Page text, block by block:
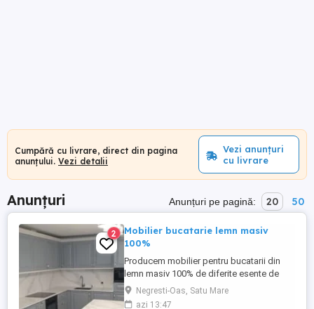
Cumpără cu livrare, direct din pagina
anunțului. Vezi detalii
Vezi anunțuri
cu livrare
Anunțuri Anunțuri pe pagină: 20 50
2
Mobilier bucatarie lemn masiv
100%
Producem mobilier pentru bucatarii din
lemn masiv 100% de diferite esente de
lemn si nuante de culori. Materialul folosit
este lemn de esenta tare, acesta fiind
Negresti-Oas, Satu Mare
azi 13:47